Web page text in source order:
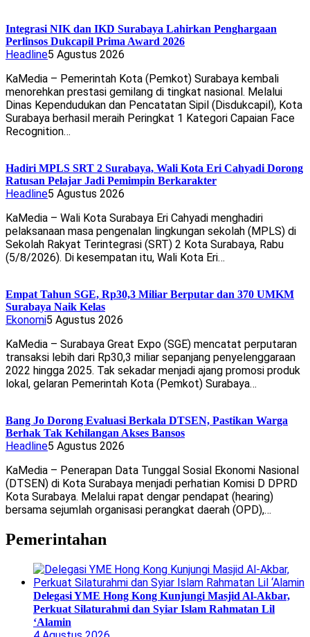
Integrasi NIK dan IKD Surabaya Lahirkan Penghargaan
Perlinsos Dukcapil Prima Award 2026
Headline5 Agustus 2026
KaMedia – Pemerintah Kota (Pemkot) Surabaya kembali
menorehkan prestasi gemilang di tingkat nasional. Melalui
Dinas Kependudukan dan Pencatatan Sipil (Disdukcapil), Kota
Surabaya berhasil meraih Peringkat 1 Kategori Capaian Face
Recognition…
Hadiri MPLS SRT 2 Surabaya, Wali Kota Eri Cahyadi Dorong
Ratusan Pelajar Jadi Pemimpin Berkarakter
Headline5 Agustus 2026
KaMedia – Wali Kota Surabaya Eri Cahyadi menghadiri
pelaksanaan masa pengenalan lingkungan sekolah (MPLS) di
Sekolah Rakyat Terintegrasi (SRT) 2 Kota Surabaya, Rabu
(5/8/2026). Di kesempatan itu, Wali Kota Eri…
Empat Tahun SGE, Rp30,3 Miliar Berputar dan 370 UMKM
Surabaya Naik Kelas
Ekonomi5 Agustus 2026
KaMedia – Surabaya Great Expo (SGE) mencatat perputaran
transaksi lebih dari Rp30,3 miliar sepanjang penyelenggaraan
2022 hingga 2025. Tak sekadar menjadi ajang promosi produk
lokal, gelaran Pemerintah Kota (Pemkot) Surabaya…
Bang Jo Dorong Evaluasi Berkala DTSEN, Pastikan Warga
Berhak Tak Kehilangan Akses Bansos
Headline5 Agustus 2026
KaMedia – Penerapan Data Tunggal Sosial Ekonomi Nasional
(DTSEN) di Kota Surabaya menjadi perhatian Komisi D DPRD
Kota Surabaya. Melalui rapat dengar pendapat (hearing)
bersama sejumlah organisasi perangkat daerah (OPD),…
Pemerintahan
Delegasi YME Hong Kong Kunjungi Masjid Al-Akbar,
Perkuat Silaturahmi dan Syiar Islam Rahmatan Lil
‘Alamin